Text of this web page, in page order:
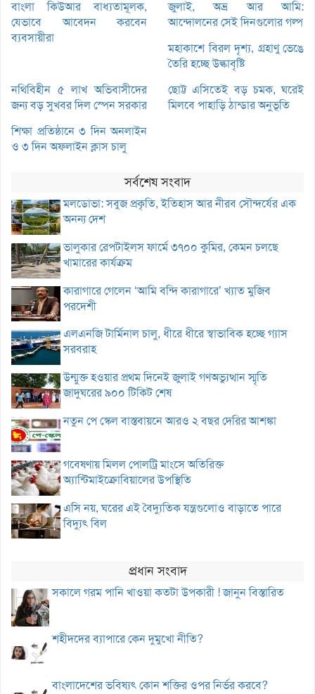
বাংলা কিউআর বাধ্যতামূলক,
যেভাবে আবেদন করবেন
ব্যবসায়ীরা
জুলাই, অভ্র আর আমি:
আন্দোলনের সেই দিনগুলোর গল্প
মহাকাশে বিরল দৃশ্য, গ্রহাণু ভেঙে
তৈরি হচ্ছে উল্কাবৃষ্টি
নথিবিহীন ৫ লাখ অভিবাসীদের
জন্য বড় সুখবর দিল স্পেন সরকার
ছোট্ট এসিতেই বড় চমক, ঘরেই
মিলবে পাহাড়ি ঠান্ডার অনুভূতি
শিক্ষা প্রতিষ্ঠানে ৩ দিন অনলাইন
ও ৩ দিন অফলাইন ক্লাস চালু
সর্বশেষ সংবাদ
মলডোভা: সবুজ প্রকৃতি, ইতিহাস আর নীরব সৌন্দর্যের এক
অনন্য দেশ
ভালুকার রেপটাইলস ফার্মে ৩৭০০ কুমির, কেমন চলছে
খামারের কার্যক্রম
কারাগারে গেলেন ‘আমি বন্দি কারাগারে’ খ্যাত মুজিব
পরদেশী
এলএনজি টার্মিনাল চালু, ধীরে ধীরে স্বাভাবিক হচ্ছে গ্যাস
সরবরাহ
উন্মুক্ত হওয়ার প্রথম দিনেই জুলাই গণঅভ্যুত্থান স্মৃতি
জাদুঘরের ৯০০ টিকিট শেষ
নতুন পে স্কেল বাস্তবায়নে আরও ২ বছর দেরির আশঙ্কা
গবেষণায় মিলল পোলট্রি মাংসে অতিরিক্ত
অ্যান্টিমাইক্রোবিয়ালের উপস্থিতি
এসি নয়, ঘরের এই বৈদ্যুতিক যন্ত্রগুলোও বাড়াতে পারে
বিদ্যুৎ বিল
প্রধান সংবাদ
সকালে গরম পানি খাওয়া কতটা উপকারী ! জানুন বিস্তারিত
শহীদদের ব্যাপারে কেন দুমুখো নীতি?
বাংলাদেশের ভবিষ্যৎ কোন শক্তির ওপর নির্ভর করবে?